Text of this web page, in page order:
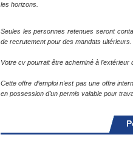
les horizons.
Seules les personnes retenues seront
de recrutement pour des mandats ultérieurs.
Votre cv pourrait être acheminé à l’extérieur
Cette offre d’emploi n’est pas une offre
en possession d’un permis valable pour